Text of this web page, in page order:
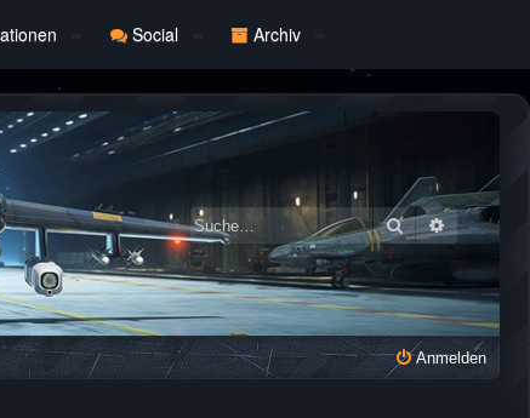
Social Archiv
Suche Erweiterte
Anmelden